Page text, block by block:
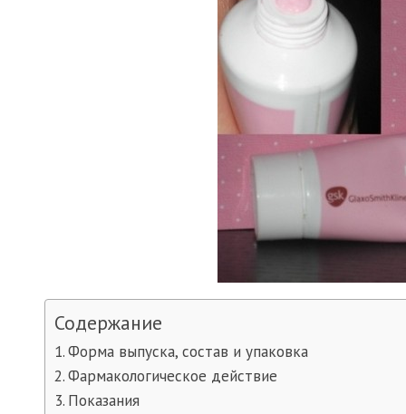
Содержание
Форма выпуска, состав и упаковка
Фармакологическое действие
Показания